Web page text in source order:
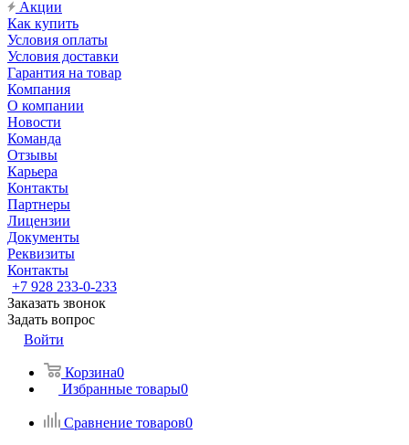
Акции
Как купить
Условия оплаты
Условия доставки
Гарантия на товар
Компания
О компании
Новости
Команда
Отзывы
Карьера
Контакты
Партнеры
Лицензии
Документы
Реквизиты
Контакты
+7 928 233-0-233
Заказать звонок
Задать вопрос
Войти
Корзина0
Избранные товары0
Сравнение товаров0